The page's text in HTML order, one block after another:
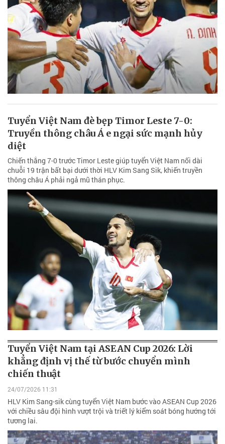
Tuyển Việt Nam đè bẹp Timor Leste 7-0:
Truyền thông châu Á e ngại sức mạnh hủy
diệt
Chiến thắng 7-0 trước Timor Leste giúp tuyển Việt Nam nối dài
chuỗi 19 trận bất bại dưới thời HLV Kim Sang Sik, khiến truyền
thông châu Á phải ngả mũ thán phục.
Tuyển Việt Nam tại ASEAN Cup 2026: Lời
khẳng định vị thế từ bước chuyển mình
chiến thuật
24/07/2026 11:31
HLV Kim Sang-sik cùng tuyển Việt Nam bước vào ASEAN Cup 2026
với chiều sâu đội hình vượt trội và triết lý kiểm soát bóng hướng tới
tương lai.